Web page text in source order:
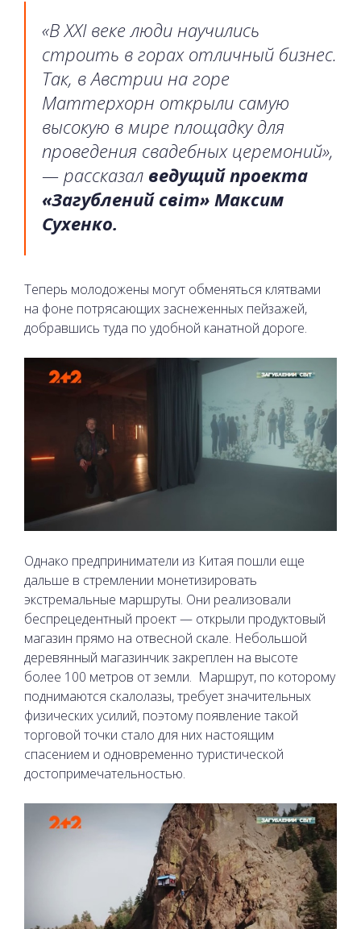
«В XXI веке люди научились
строить в горах отличный бизнес.
Так, в Австрии на горе
Маттерхорн открыли самую
высокую в мире площадку для
проведения свадебных церемоний»,
— рассказал ведущий проекта
«Загублений світ» Максим
Сухенко.
Теперь молодожены могут обменяться клятвами
на фоне потрясающих заснеженных пейзажей,
добравшись туда по удобной канатной дороге.
Однако предприниматели из Китая пошли еще
дальше в стремлении монетизировать
экстремальные маршруты. Они реализовали
беспрецедентный проект — открыли продуктовый
магазин прямо на отвесной скале. Небольшой
деревянный магазинчик закреплен на высоте
более 100 метров от земли. Маршрут, по которому
поднимаются скалолазы, требует значительных
физических усилий, поэтому появление такой
торговой точки стало для них настоящим
спасением и одновременно туристической
достопримечательностью.